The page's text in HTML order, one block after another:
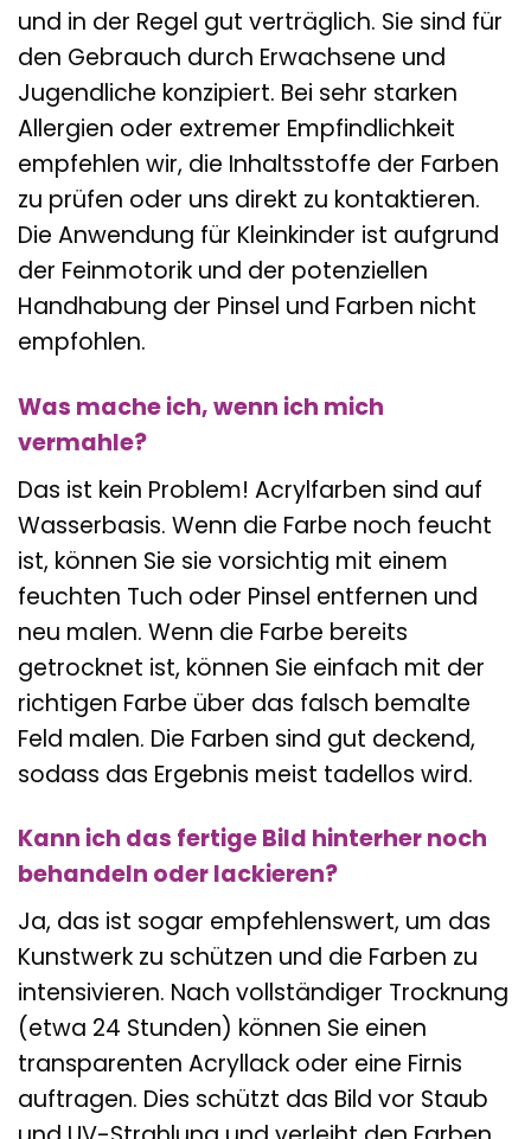
und in der Regel gut verträglich. Sie sind für
den Gebrauch durch Erwachsene und
Jugendliche konzipiert. Bei sehr starken
Allergien oder extremer Empfindlichkeit
empfehlen wir, die Inhaltsstoffe der Farben
zu prüfen oder uns direkt zu kontaktieren.
Die Anwendung für Kleinkinder ist aufgrund
der Feinmotorik und der potenziellen
Handhabung der Pinsel und Farben nicht
empfohlen.
Was mache ich, wenn ich mich
vermahle?
Das ist kein Problem! Acrylfarben sind auf
Wasserbasis. Wenn die Farbe noch feucht
ist, können Sie sie vorsichtig mit einem
feuchten Tuch oder Pinsel entfernen und
neu malen. Wenn die Farbe bereits
getrocknet ist, können Sie einfach mit der
richtigen Farbe über das falsch bemalte
Feld malen. Die Farben sind gut deckend,
sodass das Ergebnis meist tadellos wird.
Kann ich das fertige Bild hinterher noch
behandeln oder lackieren?
Ja, das ist sogar empfehlenswert, um das
Kunstwerk zu schützen und die Farben zu
intensivieren. Nach vollständiger Trocknung
(etwa 24 Stunden) können Sie einen
transparenten Acryllack oder eine Firnis
auftragen. Dies schützt das Bild vor Staub